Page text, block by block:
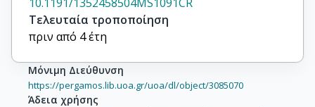
Τελευταία τροποποίηση
πριν από 4 έτη
Μόνιμη Διεύθυνση
https://pergamos.lib.uoa.gr/uoa/dl/object/3085070
Άδεια χρήσης